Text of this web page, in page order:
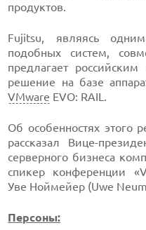
продуктов.
Fujitsu, являясь
подобных систем,
предлагает
решение на базе
VMware EVO: RAIL.
Об особенностях этого
рассказал Вице-
серверного бизнеса
спикер конференции
Уве Ноймейер (Uwe
Персоны: